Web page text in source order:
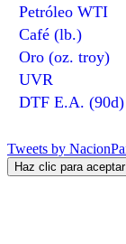
Petróleo WTI
Café (lb.)
Oro (oz. troy)
UVR
DTF E.A. (90d)
Tweets by
Haz clic para